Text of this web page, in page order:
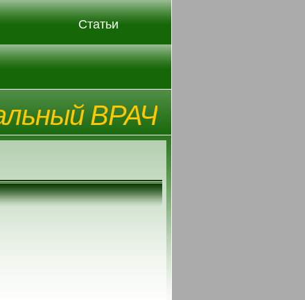
Статьи
ВРАЧ